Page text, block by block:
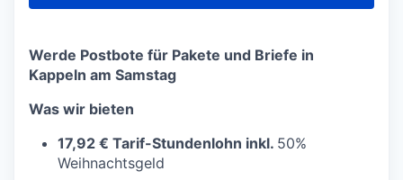
Werde Postbote für Pakete und Briefe in
Kappeln am Samstag
Was wir bieten
17,92 € Tarif-Stundenlohn inkl. 50%
Weihnachtsgeld